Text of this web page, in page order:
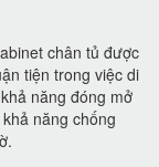
chân tủ được
tiện trong việc di
năng đóng mở
năng chống